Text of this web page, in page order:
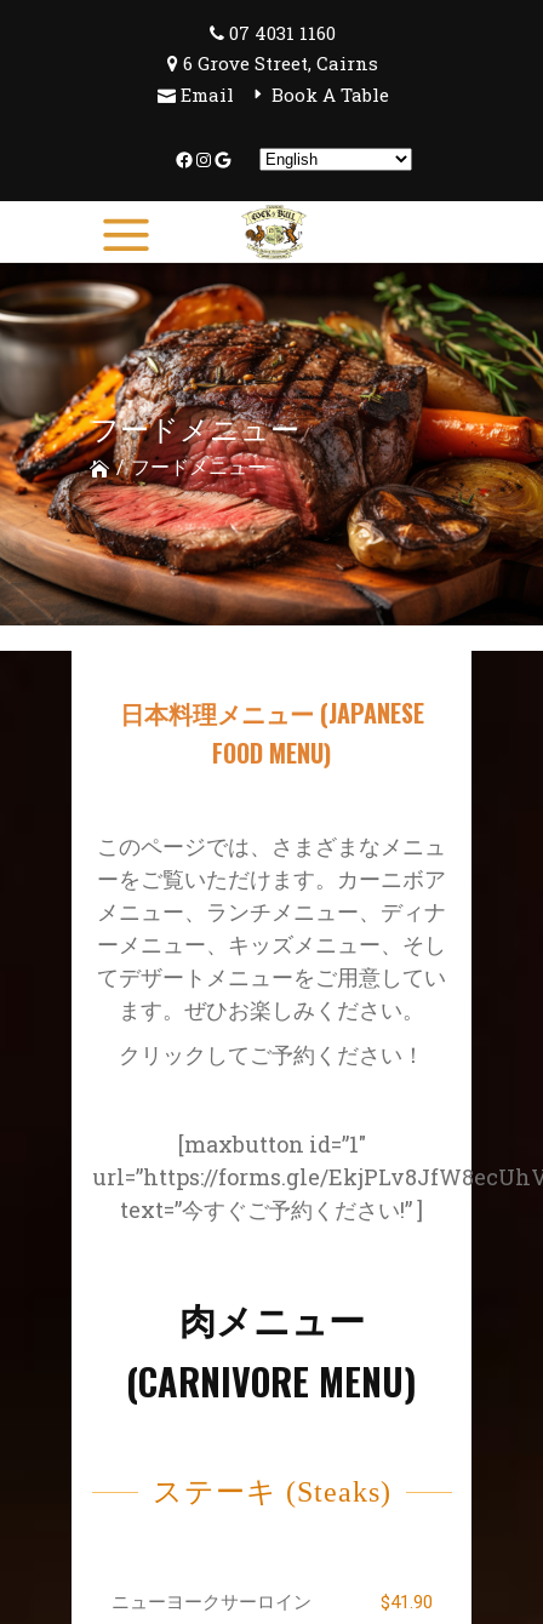
07 4031 1160
6 Grove Street, Cairns
Email
Book A Table
Facebook
Instagram
Google
フードメニュー
/フードメニュー
日本料理メニュー (JAPANESE
FOOD MENU)
このページでは、さまざまなメニュ
ーをご覧いただけます。カーニボア
メニュー、ランチメニュー、ディナ
ーメニュー、キッズメニュー、そし
てデザートメニューをご用意してい
ます。ぜひお楽しみください。
クリックしてご予約ください！
[maxbutton id=”1″
url=”https://forms.gle/
text=”今すぐご予約ください!” ]
肉メニュー
(CARNIVORE MENU)
ステーキ (Steaks)
ニューヨークサーロイン
$41.90